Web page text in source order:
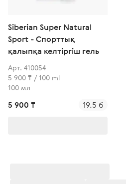
Siberian Super Natural
Sport - Спорттық
қалыпқа келтіргіш гель
Арт. 410054
5 900 ₸ / 100 ml
100 мл
5 900 ₸ 19.5 б